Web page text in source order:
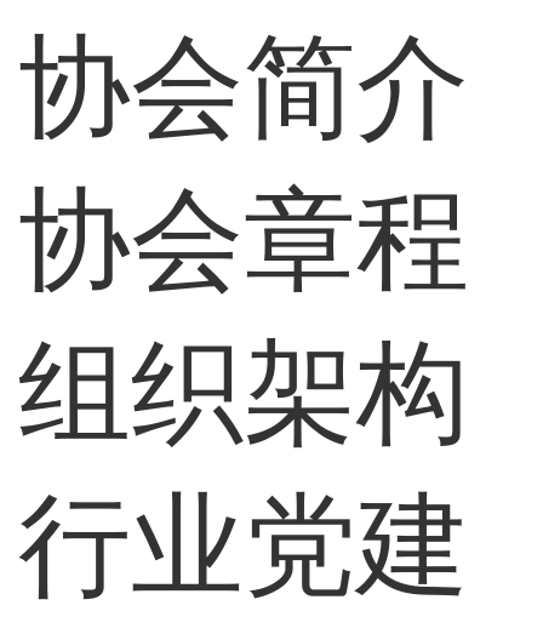
协会简介
协会章程
组织架构
行业党建